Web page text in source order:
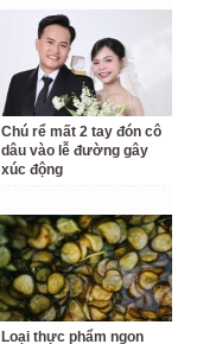
Chú rể mất 2 tay đón cô
dâu vào lễ đường gây
xúc động
Loại thực phẩm ngon